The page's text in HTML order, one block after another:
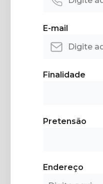
E-mail
Finalidade
Pretensão
Endereço